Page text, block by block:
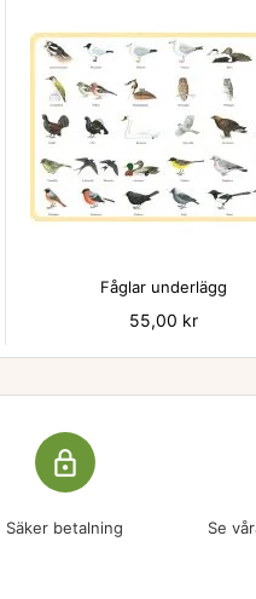

Fåglar underlägg
Pris
55,00 kr
lock_outline
Säker betalning Se